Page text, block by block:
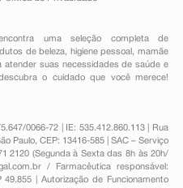
uma seleção completa de
de beleza, higiene pessoal ,mamãe
suas necessidades de saúde e
o cuidado que você merece!
0066-72 | IE: 535.412.860.113 | Rua
Paulo, CEP: 13416-585 | SAC – Serviço
2120 (Segunda à Sexta das 8h às 20h/
/ Farmacêutica responsável:
| Autorização de Funcionamento